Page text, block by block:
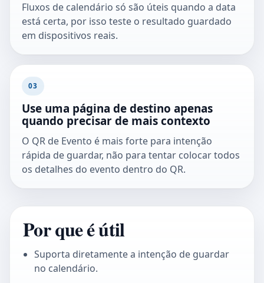
Fluxos de calendário só são úteis quando a data
está certa, por isso teste o resultado guardado
em dispositivos reais.
03
Use uma página de destino apenas
quando precisar de mais contexto
O QR de Evento é mais forte para intenção
rápida de guardar, não para tentar colocar todos
os detalhes do evento dentro do QR.
Por que é útil
Suporta diretamente a intenção de guardar
no calendário.